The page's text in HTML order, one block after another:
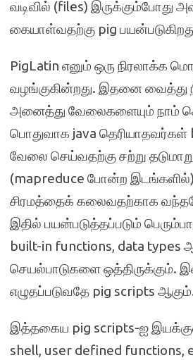
வடிவில் (files) இருக்கும்போது
கையாள்வதற்கு pig
PigLatin எனும் ஒரு நிரலாக்க
வழங்குகின்றது. இதனை வைத்து
அனைத்து வேலைகளையும் நாம்
பொதுவாக java தெரியாதவர்கள்
வேலை செய்வதற்கு சற்று
(mapreduce போன்ற
சிரமத்தைக் கலைவதற்காக
இதில் பயன்படுத்தப்படும்
built-in functions, data types
செயல்பாடுகளை ஒத்திருக்கும்.
எழுதப்படுவதே pig scripts
இத்தகைய pig scripts-ஐ
shell, user defined